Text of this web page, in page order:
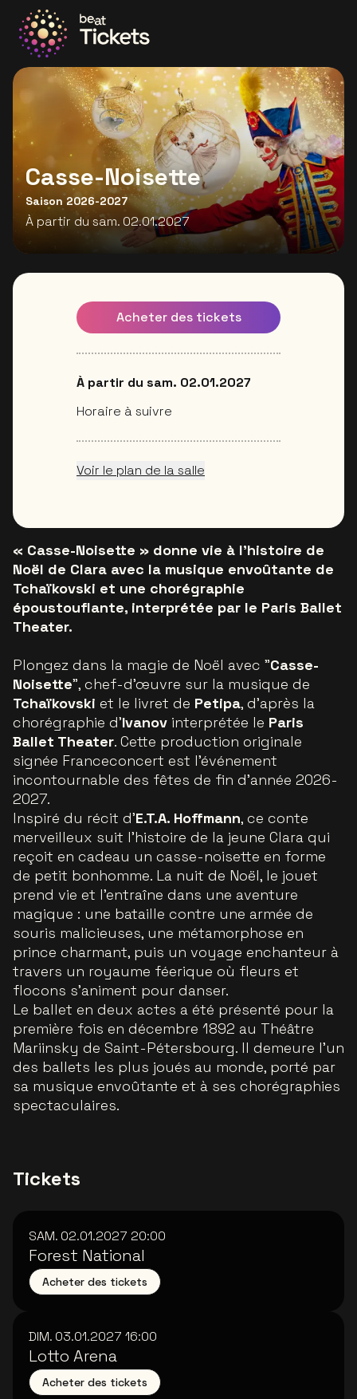
Allez à la page d'accueil
Casse-Noisette
Saison 2026-2027
À partir du sam. 02.01.2027
« Casse-Noisette » donne vie à l’histoire de
Noël de Clara avec la musique envoûtante de
Tchaïkovski et une chorégraphie
époustouflante, interprétée par le Paris Ballet
Theater.
Plongez dans la magie de Noël avec "Casse-
Noisette", chef-d’œuvre sur la musique de
Tchaïkovski et le livret de Petipa, d’après la
chorégraphie d’Ivanov interprétée le Paris
Ballet Theater. Cette production originale
signée Franceconcert est l’événement
incontournable des fêtes de fin d’année 2026-
2027.
Inspiré du récit d’E.T.A. Hoffmann, ce conte
merveilleux suit l’histoire de la jeune Clara qui
reçoit en cadeau un casse-noisette en forme
de petit bonhomme. La nuit de Noël, le jouet
prend vie et l’entraîne dans une aventure
magique : une bataille contre une armée de
souris malicieuses, une métamorphose en
prince charmant, puis un voyage enchanteur à
travers un royaume féerique où fleurs et
flocons s’animent pour danser.
Le ballet en deux actes a été présenté pour la
première fois en décembre 1892 au Théâtre
Mariinsky de Saint-Pétersbourg. Il demeure l’un
des ballets les plus joués au monde, porté par
sa musique envoûtante et à ses chorégraphies
spectaculaires.
Acheter des tickets
À partir du sam. 02.01.2027
Horaire à suivre
Voir le plan de la salle
Tickets
SAM. 02.01.2027 20:00
Forest National
Acheter des tickets
DIM. 03.01.2027 16:00
Lotto Arena
Acheter des tickets